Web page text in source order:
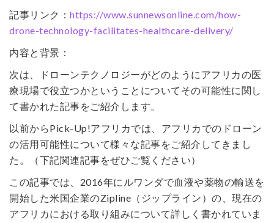
記事リンク： https://www.sunnewsonline.com/how-
drone-technology-facilitates-healthcare-delivery/
内容と背景：
次は、ドローンテクノロジーがどのようにアフリカの医
療現場で役立つかということについてその可能性に関し
て書かれた記事をご紹介します。
以前からPick-Up!アフリカでは、アフリカでのドローン
の活用可能性について様々な記事をご紹介してきまし
た。（下記関連記事をぜひご覧ください）
この記事では、2016年にルワンダで血液や薬物の輸送を
開始した米国企業のZipline（ジップライン）の、現在の
アフリカにおける取り組みについて詳しく書かれていま